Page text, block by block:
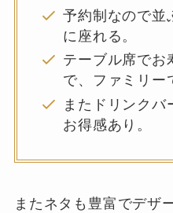
予約制なので並
に座れる。
テーブル席でお
で、ファミリー
またドリンクバ
お得感あり。
またネタも豊富でデザ